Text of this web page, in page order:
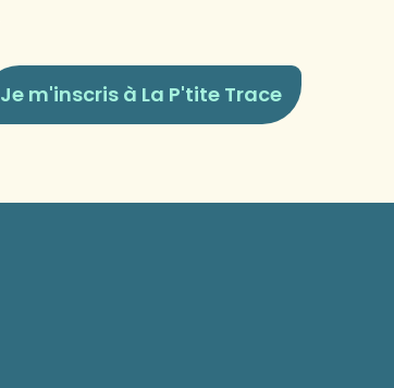
Je m'inscris à La P'tite Trace